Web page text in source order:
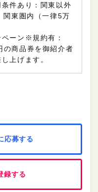
件あり：関東以外
関東圏内（一律5万
ペーン※規約有：
商品券を御紹介者
上げます。
応募する
録する